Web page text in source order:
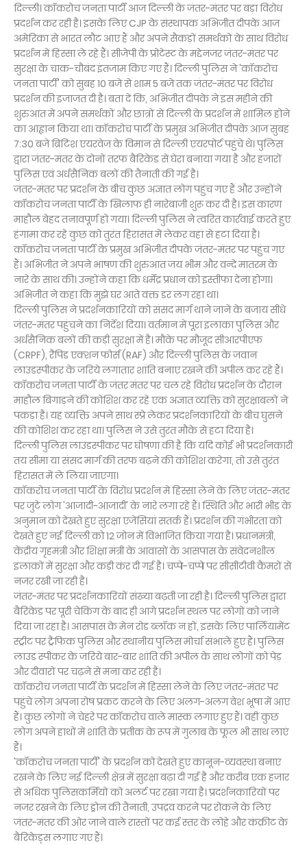
दिल्ली। कॉकरोच जनता पार्टी आज दिल्ली के जंतर-मंतर पर बड़ा विरोध
प्रदर्शन कर रही है। इसके लिए CJP के संस्थापक अभिजीत दीपके आज
अमेरिका से भारत लौट आए हैं और अपने सैकड़ों समर्थकों के साथ विरोध
प्रदर्शन में हिस्सा ले रहे हैं। सीजेपी के प्रोटेस्ट के मद्देनजर जंतर-मंतर पर
सुरक्षा के चाक-चौबंद इंतजाम किए गए हैं। दिल्ली पुलिस ने 'कॉकरोच
जनता पार्टी' को सुबह 10 बजे से शाम 5 बजे तक जंतर-मंतर पर विरोध
प्रदर्शन की इजाजत दी है। बता दें कि, अभिजीत दीपके ने इस महीने की
शुरुआत में अपने समर्थकों और छात्रों से दिल्ली के प्रदर्शन में शामिल होने
का आह्वान किया था। कॉकरोच पार्टी के प्रमुख अभिजीत दीपके आज सुबह
7:30 बजे ब्रिटिश एयरवेज के विमान से दिल्ली एयरपोर्ट पहुंचे थे। पुलिस
द्वारा जंतर-मंतर के दोनों तरफ बैरिकेड से घेरा बनाया गया है और हजारों
पुलिस एवं अर्धसैनिक बलों की तैनाती की गई है।
जंतर-मंतर पर प्रदर्शन के बीच कुछ अज्ञात लोग पहुंच गए हैं और उन्होंने
कॉकरोच जनता पार्टी के खिलाफ ही नारेबाजी शुरू कर दी है। इस कारण
माहौल बेहद तनावपूर्ण हो गया। दिल्ली पुलिस ने त्वरित कार्रवाई करते हुए
हंगामा कर रहे कुछ को तुरंत हिरासत में लेकर वहां से हटा दिया है।
कॉकरोच जनता पार्टी के प्रमुख अभिजीत दीपके जंतर-मंतर पर पहुंच गए
हैं। अभिजीत ने अपने भाषण की शुरुआत जय भीम और वन्दे मातरम के
नारे के साथ की। उन्होंने कहा कि धर्मेंद्र प्रधान को इस्तीफा देना होगा।
अभिजीत ने कहा कि मुझे घर आते वक्त डर लग रहा था।
दिल्ली पुलिस ने प्रदर्शनकारियों को संसद मार्ग थाने जाने के बजाय सीधे
जंतर-मंतर पहुंचने का निर्देश दिया। वर्तमान में पूरा इलाका पुलिस और
अर्धसैनिक बलों की कड़ी सुरक्षा में है। मौके पर मौजूद सीआरपीएफ
(CRPF), रैपिड एक्शन फोर्स (RAF) और दिल्ली पुलिस के जवान
लाउडस्पीकर के जरिये लगातार शांति बनाए रखने की अपील कर रहे हैं।
कॉकरोच जनता पार्टी के जंतर मंतर पर चल रहे विरोध प्रदर्शन के दौरान
माहौल बिगाड़ने की कोशिश कर रहे एक अज्ञात व्यक्ति को सुरक्षाबलों ने
पकड़ा है। यह व्यक्ति अपने साथ स्प्रे लेकर प्रदर्शनकारियों के बीच घुसने
की कोशिश कर रहा था। पुलिस ने उसे तुरंत मौके से हटा दिया है।
दिल्ली पुलिस लाउडस्पीकर पर घोषणा की है कि यदि कोई भी प्रदर्शनकारी
तय सीमा या संसद मार्ग की तरफ बढ़ने की कोशिश करेगा, तो उसे तुरंत
हिरासत में ले लिया जाएगा।
कॉकरोच जनता पार्टी के विरोध प्रदर्शन में हिस्सा लेने के लिए जंतर-मंतर
पर जुटे लोग 'आजादी-आजादी' के नारे लगा रहे हैं। स्थिति और भारी भीड़ के
अनुमान को देखते हुए सुरक्षा एजेंसियां सतर्क हैं। प्रदर्शन की गंभीरता को
देखते हुए नई दिल्ली को 12 जोन में विभाजित किया गया है। प्रधानमंत्री,
केंद्रीय गृहमंत्री और शिक्षा मंत्री के आवासों के आसपास के संवेदनशील
इलाकों में सुरक्षा और कड़ी कर दी गई है। चप्पे-चप्पे पर सीसीटीवी कैमरों से
नजर रखी जा रही है।
जंतर-मंतर पर प्रदर्शनकारियों संख्या बढ़ती जा रही है। दिल्ली पुलिस द्वारा
बैरिकेड पर पूरी चेकिंग के बाद ही आगे प्रदर्शन स्थल पर लोगों को जाने
दिया जा रहा है। आसपास के मेन रोड ब्लॉक न हों, इसके लिए पार्लियामेंट
स्ट्रीट पर ट्रैफिक पुलिस और स्थानीय पुलिस मोर्चा संभाले हुए हैं। पुलिस
लाउड स्पीकर के जरिये बार-बार शांति की अपील के साथ लोगों को पेड़
और दीवारों पर चढ़ने से मना कर रही है।
कॉकरोच जनता पार्टी के प्रदर्शन में हिस्सा लेने के लिए जंतर-मंतर पर
पहुंचे लोग अपना रोष प्रकट करने के लिए अलग-अलग वेश भूषा में आए
हैं। कुछ लोगों ने चेहरे पर कॉकरोच वाले मास्क लगाए हुए हैं। वहीं कुछ
लोग अपने हाथों में शांति के प्रतीक के रूप में गुलाब के फूल भी साथ लाएं
हैं।
'कॉकरोच जनता पार्टी' के प्रदर्शन को देखते हुए कानून-व्यवस्था बनाए
रखने के लिए नई दिल्ली क्षेत्र में सुरक्षा बढ़ा दी गई है और करीब एक हजार
से अधिक पुलिसकर्मियों को अलर्ट पर रखा गया है। प्रदर्शनकारियों पर
नजर रखने के लिए ड्रोन की तैनाती, उपद्रव करने पर रोकने के लिए
जंतर-मंतर की ओर जाने वाले रास्तों पर कई स्तर के लोहे और कंक्रीट के
बैरिकेड्स लगाए गए हैं।